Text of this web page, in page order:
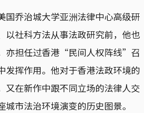
国乔治城大学亚洲法律中心高级研
以社科方法从事法政研究前，他也
亦担任过香港“民间人权阵线”召
发挥作用。他对于香港法政环境的
又在新作中跟不同立场的法律人交
市法治环境演变的历史图景。